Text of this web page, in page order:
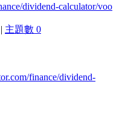
dividend-calculator/voo
| 主題數 0
finance/dividend-